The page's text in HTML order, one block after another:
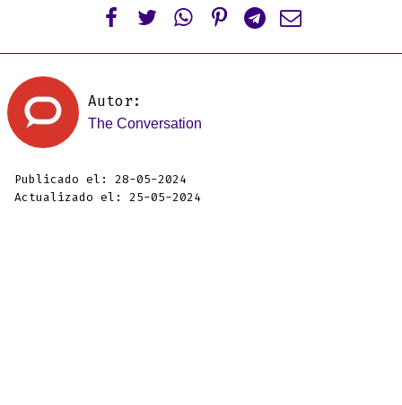
     
Autor:
The Conversation
Publicado el: 28-05-2024
Actualizado el: 25-05-2024